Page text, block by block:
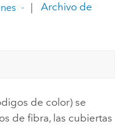
|
Archivo de
de color) se
de fibra, las cubiertas